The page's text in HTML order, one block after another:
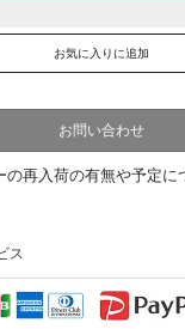
お問い合わせ
ス